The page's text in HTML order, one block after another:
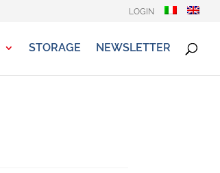
LOGIN
STORAGE NEWSLETTER